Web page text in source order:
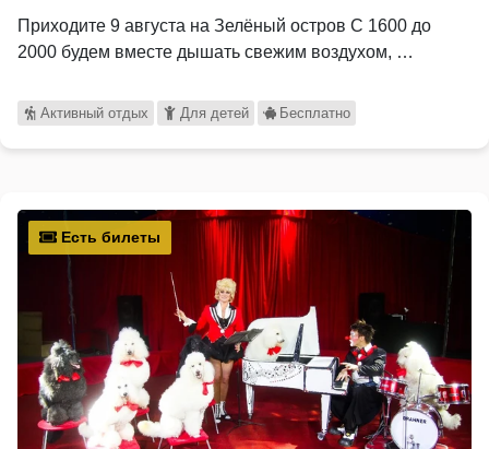
Приходите 9 августа на Зелёный остров С 1600 до
2000 будем вместе дышать свежим воздухом, …
Активный отдых Для детей Бесплатно
Есть билеты